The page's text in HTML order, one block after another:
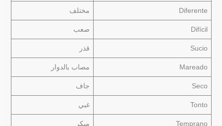
Diferente مختلف
Difícil صعب
Sucio قذر
Mareado مصاب بالدوار
Seco جاف
Tonto غبي
Temprano مبكر